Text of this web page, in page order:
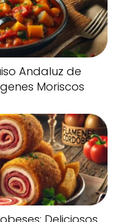
Andaluz de
Moriscos